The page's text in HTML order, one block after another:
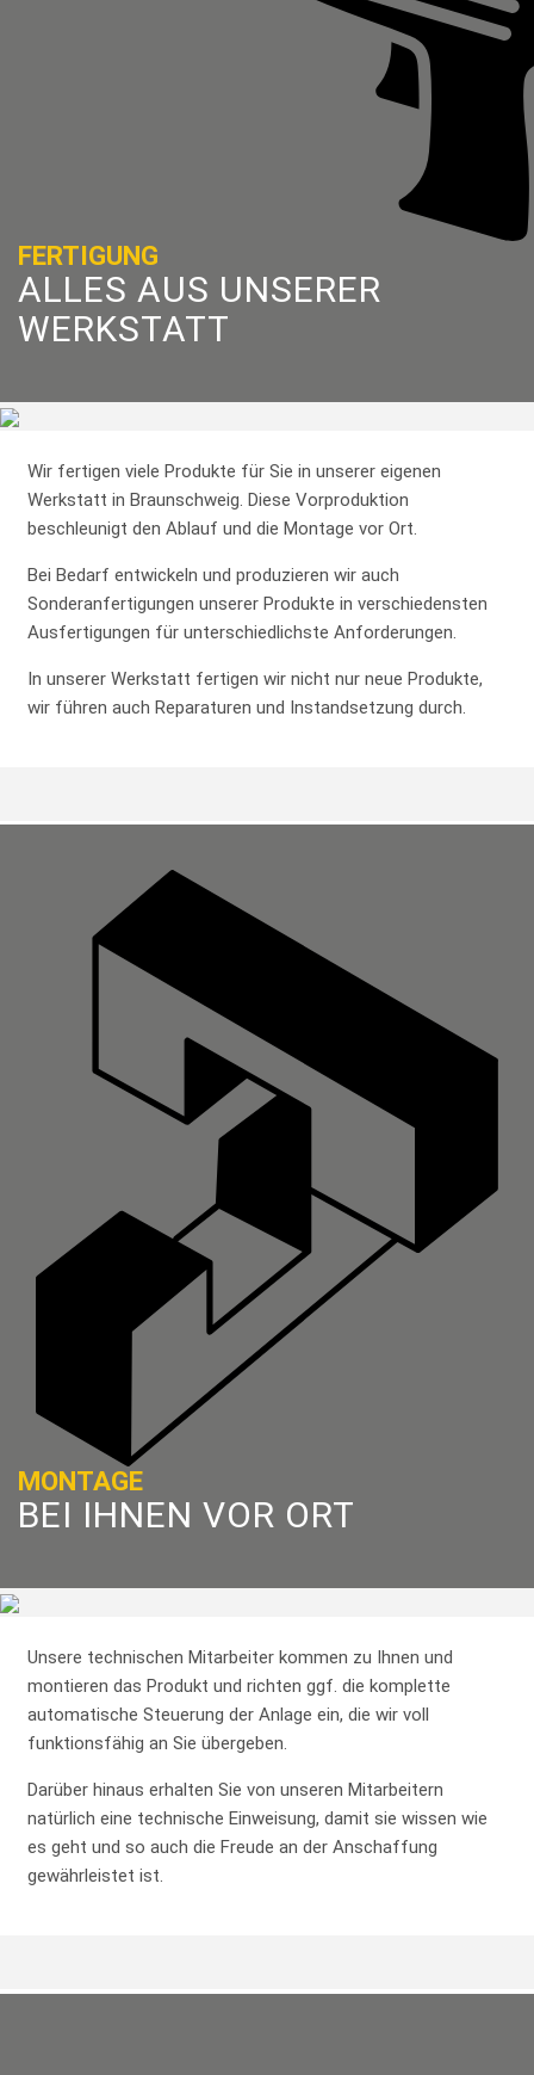
FERTIGUNG
ALLES AUS UNSERER
WERKSTATT
Wir fertigen viele Produkte für Sie in unserer eigenen
Werkstatt in Braunschweig. Diese Vorproduktion
beschleunigt den Ablauf und die Montage vor Ort.
Bei Bedarf entwickeln und produzieren wir auch
Sonderanfertigungen unserer Produkte in verschiedensten
Ausfertigungen für unterschiedlichste Anforderungen.
In unserer Werkstatt fertigen wir nicht nur neue Produkte,
wir führen auch Reparaturen und Instandsetzung durch.
MONTAGE
BEI IHNEN VOR ORT
Unsere technischen Mitarbeiter kommen zu Ihnen und
montieren das Produkt und richten ggf. die komplette
automatische Steuerung der Anlage ein, die wir voll
funktionsfähig an Sie übergeben.
Darüber hinaus erhalten Sie von unseren Mitarbeitern
natürlich eine technische Einweisung, damit sie wissen wie
es geht und so auch die Freude an der Anschaffung
gewährleistet ist.